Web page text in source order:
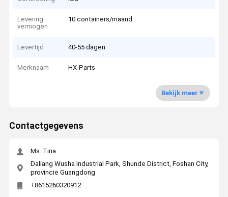
Levering
vermogen
10 containers/maand
Levertijd 40-55 dagen
Merknaam HX-Parts
Bekijk meer
Contactgegevens
Ms. Tina
Daliang Wusha Industrial Park, Shunde District, Foshan City,
provincie Guangdong
+8615260320912